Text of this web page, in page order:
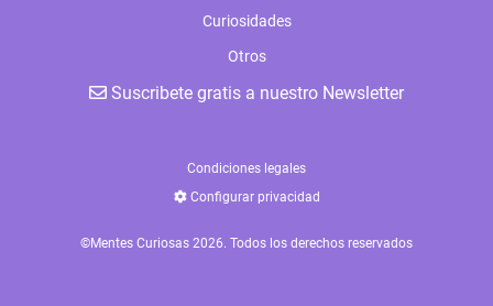
Curiosidades
Otros
Suscribete gratis a nuestro Newsletter
Condiciones legales
Configurar privacidad
©Mentes Curiosas 2026. Todos los derechos reservados